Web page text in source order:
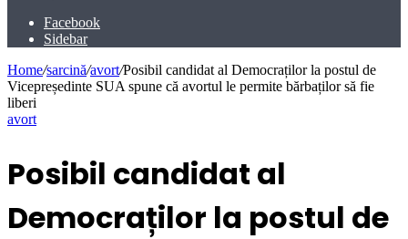
Facebook
Sidebar
Home/sarcină/avort/Posibil candidat al Democraților la postul de
Vicepreședinte SUA spune că avortul le permite bărbaților să fie
liberi
avort
Posibil candidat al
Democraților la postul de